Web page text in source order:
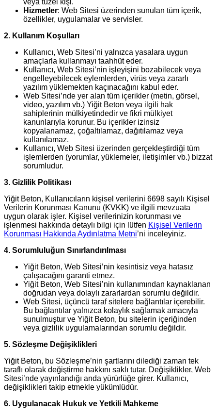
Hizmetler: Web Sitesi üzerinden sunulan tüm içerik,
özellikler, uygulamalar ve servisler.
2. Kullanım Koşulları
Kullanıcı, Web Sitesi’ni yalnızca yasalara uygun
amaçlarla kullanmayı taahhüt eder.
Kullanıcı, Web Sitesi’nin işleyişini bozabilecek veya
engelleyebilecek eylemlerden, virüs veya zararlı
yazılım yüklemekten kaçınacağını kabul eder.
Web Sitesi’nde yer alan tüm içerikler (metin, görsel,
video, yazılım vb.) Yiğit Beton veya ilgili hak
sahiplerinin mülkiyetindedir ve fikri mülkiyet
kanunlarıyla korunur. Bu içerikler izinsiz
kopyalanamaz, çoğaltılamaz, dağıtılamaz veya
kullanılamaz.
Kullanıcı, Web Sitesi üzerinden gerçekleştirdiği tüm
işlemlerden (yorumlar, yüklemeler, iletişimler vb.) bizzat
sorumludur.
3. Gizlilik Politikası
Yiğit Beton, Kullanıcıların kişisel verilerini 6698 sayılı Kişisel
Verilerin Korunması Kanunu (KVKK) ve ilgili mevzuata
uygun olarak işler. Kişisel verilerinizin korunması ve
işlenmesi hakkında detaylı bilgi için lütfen Kişisel Verilerin
Korunması Hakkında Aydınlatma Metni’ni inceleyiniz.
4. Sorumluluğun Sınırlandırılması
Yiğit Beton, Web Sitesi’nin kesintisiz veya hatasız
çalışacağını garanti etmez.
Yiğit Beton, Web Sitesi’nin kullanımından kaynaklanan
doğrudan veya dolaylı zararlardan sorumlu değildir.
Web Sitesi, üçüncü taraf sitelere bağlantılar içerebilir.
Bu bağlantılar yalnızca kolaylık sağlamak amacıyla
sunulmuştur ve Yiğit Beton, bu sitelerin içeriğinden
veya gizlilik uygulamalarından sorumlu değildir.
5. Sözleşme Değişiklikleri
Yiğit Beton, bu Sözleşme’nin şartlarını dilediği zaman tek
taraflı olarak değiştirme hakkını saklı tutar. Değişiklikler, Web
Sitesi’nde yayınlandığı anda yürürlüğe girer. Kullanıcı,
değişiklikleri takip etmekle yükümlüdür.
6. Uygulanacak Hukuk ve Yetkili Mahkeme